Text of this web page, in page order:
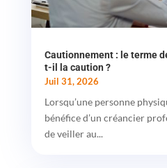
Cautionnement : le terme
t-il la caution ?
Juil 31, 2026
Lorsqu’une personne
bénéfice d’un créancier
de veiller au...